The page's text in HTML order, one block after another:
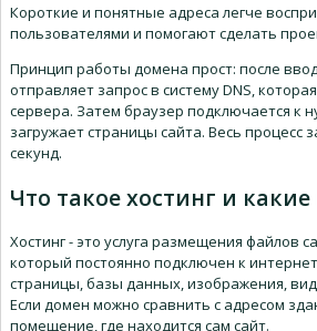
Короткие и понятные адреса легче
пользователями и помогают сделать
Принцип работы домена прост: после
отправляет запрос в систему DNS,
сервера. Затем браузер подключается к
загружает страницы сайта. Весь процесс
секунд.
Что такое хостинг и
Хостинг - это услуга размещения файлов
который постоянно подключен к
страницы, базы данных, изображения,
Если домен можно сравнить с адресом
помещение, где находится сам сайт.